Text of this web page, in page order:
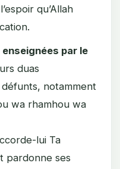
qu’Allah
par le
duas
notamment
wa rhamhou wa
lui Ta
pardonne ses